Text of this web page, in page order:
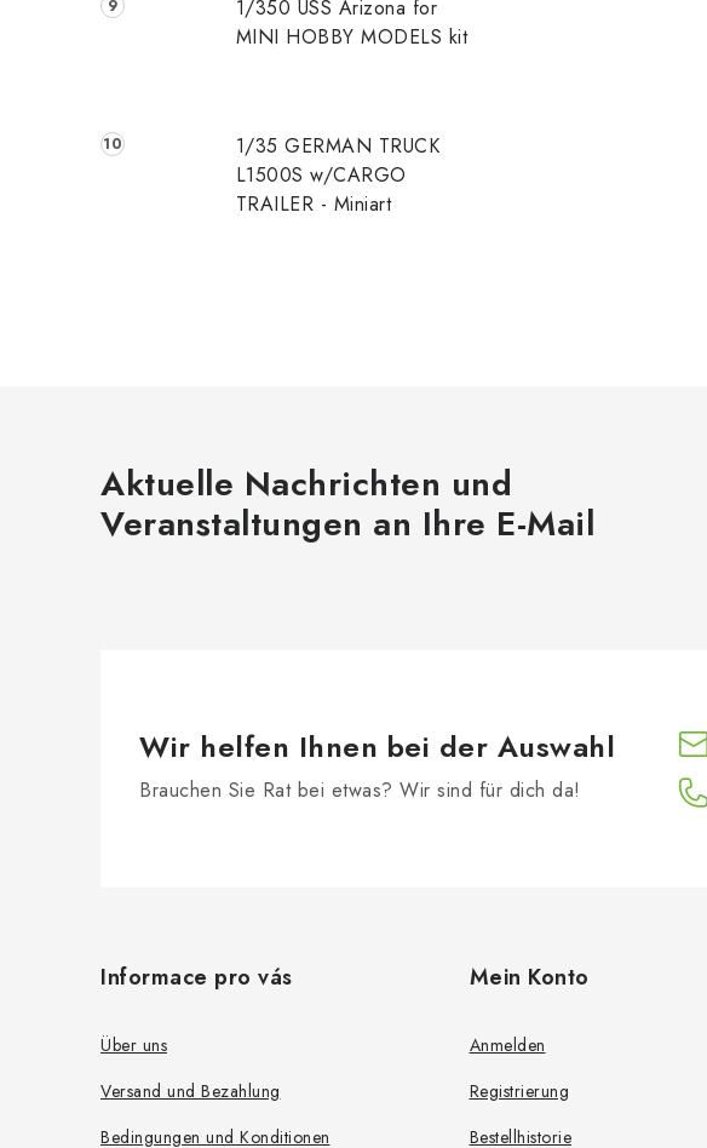
1/350 USS Arizona for
MINI HOBBY MODELS kit
1/35 GERMAN TRUCK
L1500S w/CARGO
TRAILER - Miniart
Aktuelle Nachrichten und
Veranstaltungen an Ihre E-Mail
Wir helfen Ihnen bei der Auswahl
Brauchen Sie Rat bei etwas? Wir sind für dich da!
Informace pro vás
Über uns
Versand und Bezahlung
Bedingungen und Konditionen
Mein Konto
Anmelden
Registrierung
Bestellhistorie